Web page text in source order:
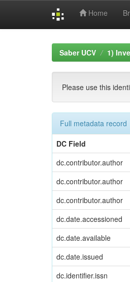
Home
Saber UCV 1)
Please use this
Full metadata record
DC Field
dc.contributor.author
dc.contributor.author
dc.contributor.author
dc.date.accessioned
dc.date.available
dc.date.issued
dc.identifier.issn